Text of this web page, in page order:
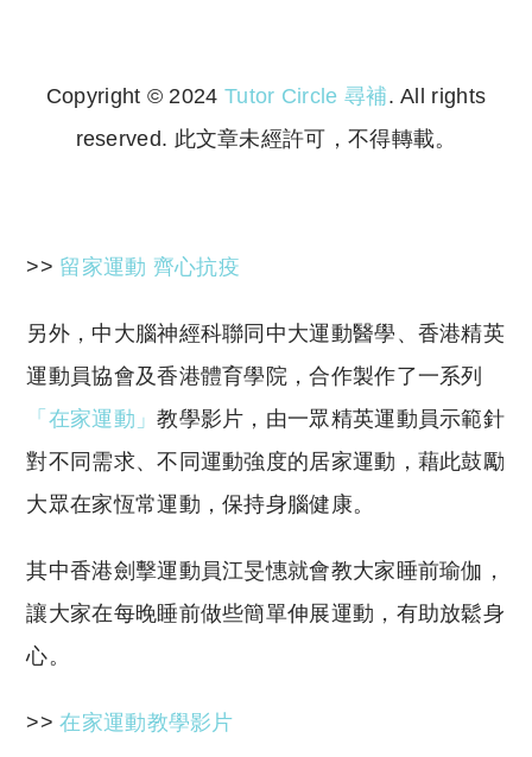
Copyright © 2024 Tutor Circle 尋補. All rights
reserved. 此文章未經許可，不得轉載。
>> 留家運動 齊心抗疫
另外，中大腦神經科聯同中大運動醫學、香港精英
運動員協會及香港體育學院，合作製作了一系列
「在家運動」教學影片，由一眾精英運動員示範針
對不同需求、不同運動強度的居家運動，藉此鼓勵
大眾在家恆常運動，保持身腦健康。
其中香港劍擊運動員江旻憓就會教大家睡前瑜伽，
讓大家在每晚睡前做些簡單伸展運動，有助放鬆身
心。
>>在家運動教學影片